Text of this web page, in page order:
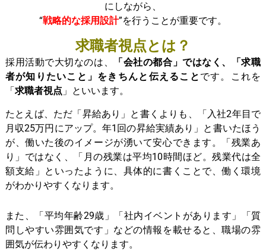
にしながら、
“戦略的な採用設計”を行うことが重要です。
求職者視点とは？
採用活動で大切なのは、
「会社の都合」ではなく、「求職
者が知りたいこと」をきちんと伝えること です。これを
「 求職者視点 」といいます。
たとえば、ただ「昇給あり」と書くよりも、「入社2年目で
月収25万円にアップ。年1回の昇給実績あり」と書いたほう
が、働いた後のイメージが湧いて安心できます。「残業あ
り」ではなく、「月の残業は平均10時間ほど。残業代は全
額支給」といったように、具体的に書くことで、働く環境
がわかりやすくなります。
また、「平均年齢29歳」「社内イベントがあります」「質
問しやすい雰囲気です」などの情報を載せると、職場の雰
囲気が伝わりやすくなります。